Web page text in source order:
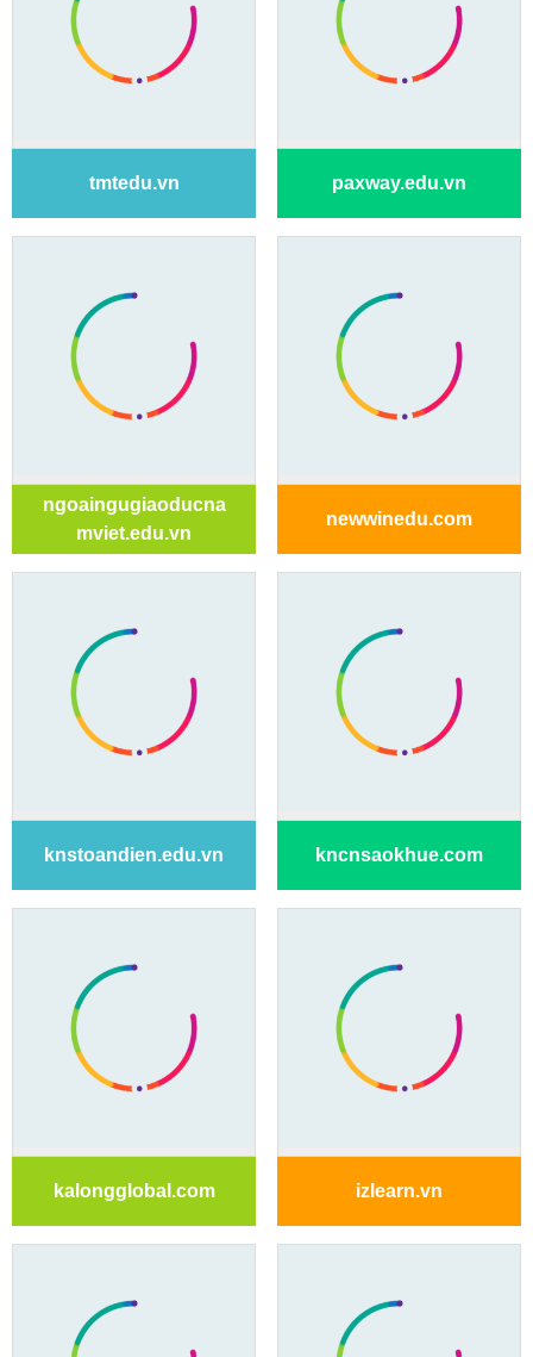
tmtedu.vn paxway.edu.vn
ngoaingugiaoducna
mviet.edu.vn
newwinedu.com
knstoandien.edu.vn kncnsaokhue.com
kalongglobal.com izlearn.vn